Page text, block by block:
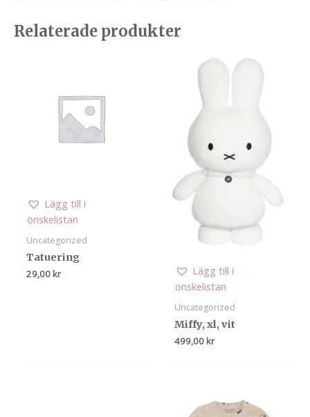
Relaterade produkter
Lägg till i
önskelistan
Uncategorized
Tatuering
29,00 kr
Lägg till i
önskelistan
Uncategorized
Miffy, xl, vit
499,00 kr